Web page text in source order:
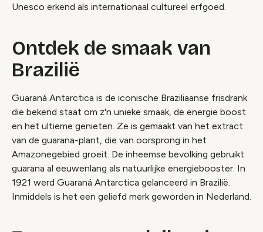
Unesco erkend als internationaal cultureel erfgoed.
Ontdek de smaak van
Brazilië
Guaraná Antarctica is de iconische Braziliaanse frisdrank
die bekend staat om z'n unieke smaak, de energie boost
en het ultieme genieten. Ze is gemaakt van het extract
van de guarana-plant, die van oorsprong in het
Amazonegebied groeit. De inheemse bevolking gebruikt
guarana al eeuwenlang als natuurlijke energiebooster. In
1921 werd Guaraná Antarctica gelanceerd in Brazilië.
Inmiddels is het een geliefd merk geworden in Nederland.